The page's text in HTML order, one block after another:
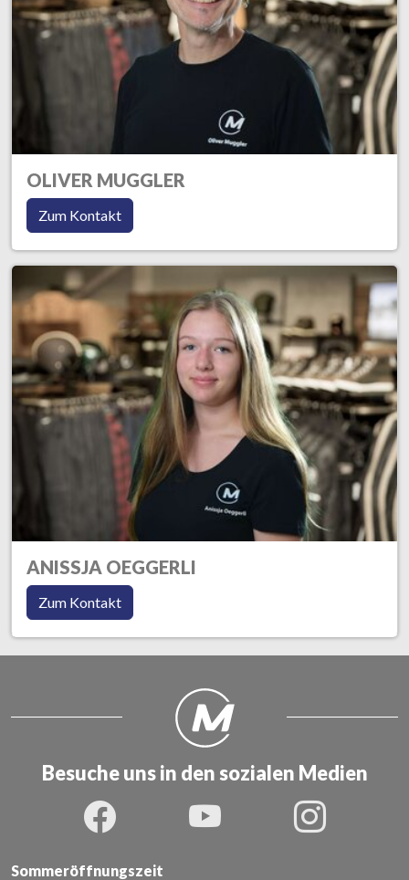
OLIVER MUGGLER
Zum Kontakt
ANISSJA OEGGERLI
Zum Kontakt
Besuche uns in den sozialen Medien
Sommeröffnungszeit